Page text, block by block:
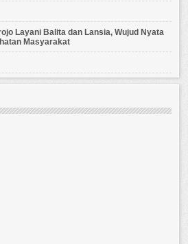
Layani Balita dan Lansia, Wujud Nyata
Masyarakat